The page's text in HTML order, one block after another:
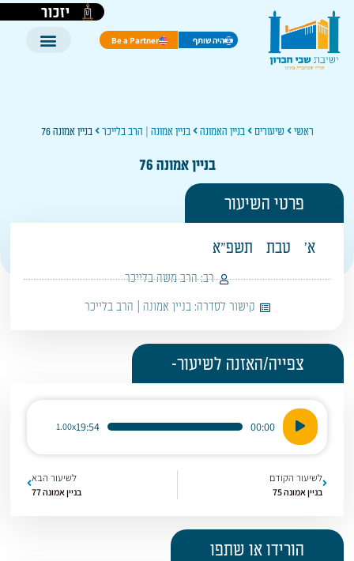
יזכור
היה שותף Be a Partner
ראשי שיעורים בניין האמונה בניין אמונה | הרב בלייכר בניין אמונה 76
בניין אמונה 76
פרטי השיעור
א' טבת תשפ"א
רב: הרב משה בלייכר
קישור לסדרה: בניין אמונה | הרב בלייכר
צפייה/האזנה לשיעור-
נגן
אודיו
00:00
19:54
1.00x
לשיעור הקודם
בניין אמונה 75
לשיעור הבא
בניין אמונה 77
הורידו או שתפו